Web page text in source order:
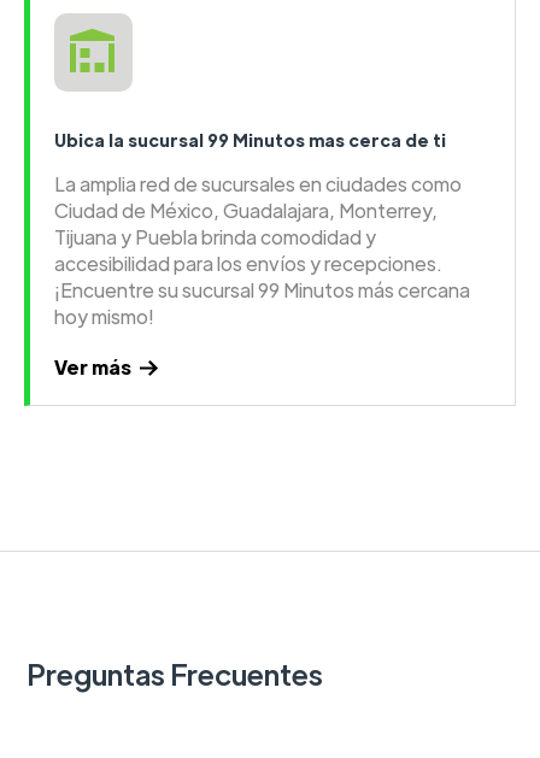
Ubica la sucursal 99 Minutos mas cerca de ti
La amplia red de sucursales en ciudades como
Ciudad de México, Guadalajara, Monterrey,
Tijuana y Puebla brinda comodidad y
accesibilidad para los envíos y recepciones.
¡Encuentre su sucursal 99 Minutos más cercana
hoy mismo!
Ver más
Preguntas Frecuentes